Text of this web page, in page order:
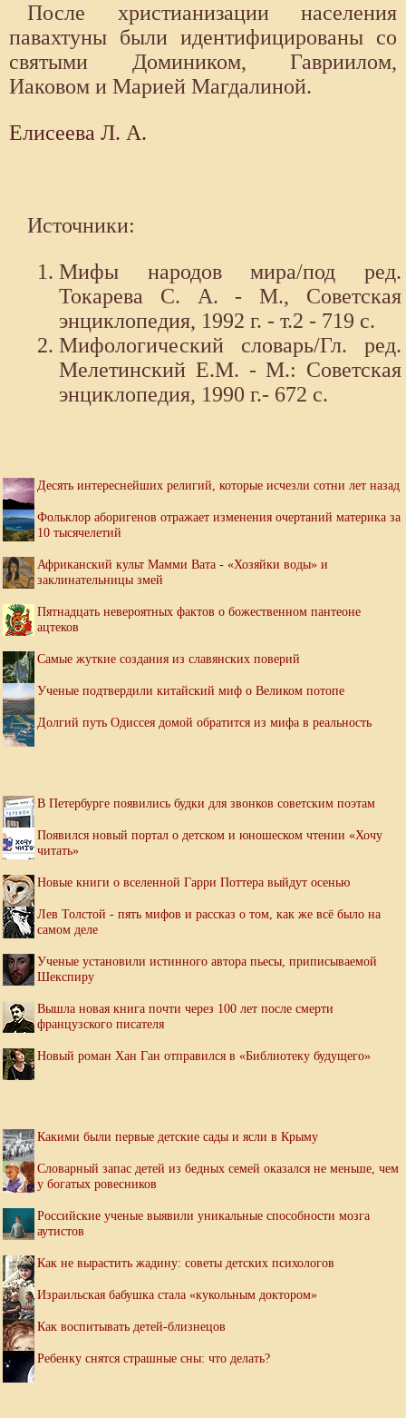
После христианизации населения
павахтуны были идентифицированы со
святыми Домиником, Гавриилом,
Иаковом и Марией Магдалиной.
Елисеева Л. А.
Источники:
Мифы народов мира/под ред.
Токарева С. А. - М., Советская
энциклопедия, 1992 г. - т.2 - 719 с.
Мифологический словарь/Гл. ред.
Мелетинский Е.М. - М.: Советская
энциклопедия, 1990 г.- 672 с.
Десять интереснейших религий, которые исчезли сотни лет назад
Фольклор аборигенов отражает изменения очертаний материка за
10 тысячелетий
Африканский культ Мамми Вата - «Хозяйки воды» и
заклинательницы змей
Пятнадцать невероятных фактов о божественном пантеоне
ацтеков
Самые жуткие создания из славянских поверий
Ученые подтвердили китайский миф о Великом потопе
Долгий путь Одиссея домой обратится из мифа в реальность
В Петербурге появились будки для звонков советским поэтам
Появился новый портал о детском и юношеском чтении «Хочу
читать»
Новые книги о вселенной Гарри Поттера выйдут осенью
Лев Толстой - пять мифов и рассказ о том, как же всё было на
самом деле
Ученые установили истинного автора пьесы, приписываемой
Шекспиру
Вышла новая книга почти через 100 лет после смерти
французского писателя
Новый роман Хан Ган отправился в «Библиотеку будущего»
Какими были первые детские сады и ясли в Крыму
Словарный запас детей из бедных семей оказался не меньше, чем
у богатых ровесников
Российские ученые выявили уникальные способности мозга
аутистов
Как не вырастить жадину: советы детских психологов
Израильская бабушка стала «кукольным доктором»
Как воспитывать детей-близнецов
Ребенку снятся страшные сны: что делать?